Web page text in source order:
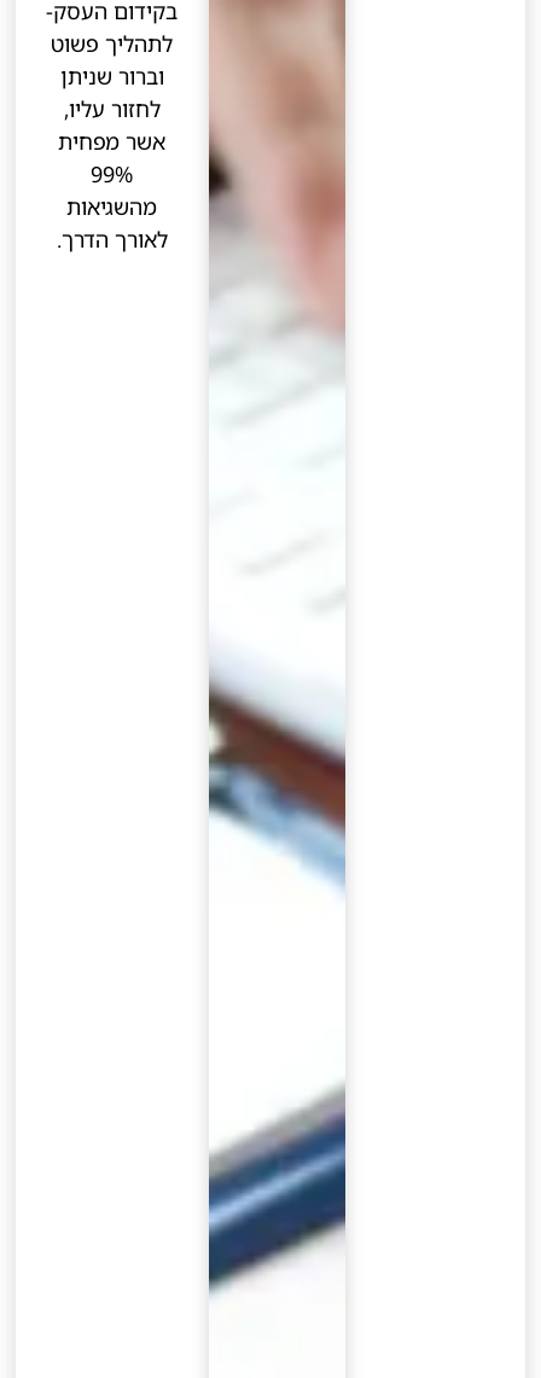
בקידום העסק-
לתהליך פשוט
וברור שניתן
לחזור עליו,
אשר מפחית
99%
מהשגיאות
לאורך הדרך.